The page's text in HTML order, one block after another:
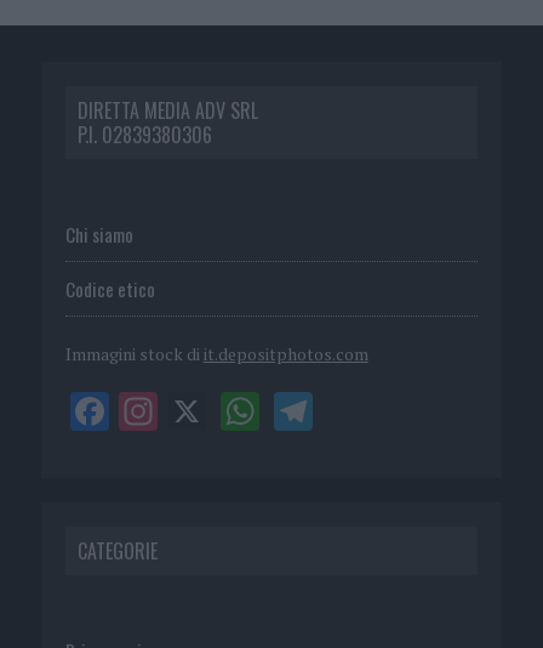
DIRETTA MEDIA ADV SRL
P.I. 02839380306
Chi siamo
Codice etico
Immagini stock di it.depositphotos.com
CATEGORIE